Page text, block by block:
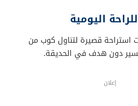
استراحة قصيرة لتناول كوب من
دون هدف في الحديقة.
إعلان